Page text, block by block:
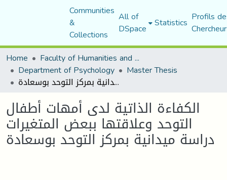
Communities
&
Collections
All of
DSpace Statistics Profils
Home
Faculty of Humanities and Social Sciences
Department of Psychology Master Thesis
الكفاءة الذاتية لدى أمهات أطفال التوحد وعلاقتها ببعض المتغيرات دراسة ميدانية بمركز التوحد بوسعادة
الكفاءة الذاتية لدى أمهات أطفال
التوحد وعلاقتها ببعض المتغيرات
دراسة ميدانية بمركز التوحد بوسعادة